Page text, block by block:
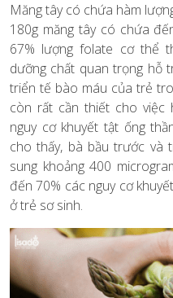
Măng tây có chứa hàm
180g măng tây có chứa
67% lượng folate cơ thể
dưỡng chất quan trọng hỗ
triển tế bào máu của trẻ
còn rất cần thiết cho việc
nguy cơ khuyết tật ống
cho thấy, bà bầu trước và
sung khoảng 400
đến 70% các nguy cơ
ở trẻ sơ sinh.